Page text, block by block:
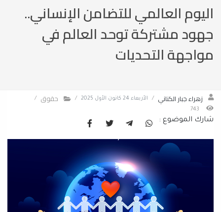
اليوم العالمي للتضامن الإنساني..
جهود مشتركة توحد العالم في
مواجهة التحديات
زهراء جبار الكناني / الأربعاء 24 كانون الأول 2025 / حقوق
/
شارك الموضوع :